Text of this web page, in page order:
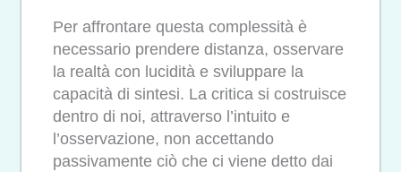
Per affrontare questa complessità è
necessario prendere distanza, osservare
la realtà con lucidità e sviluppare la
capacità di sintesi. La critica si costruisce
dentro di noi, attraverso l’intuito e
l’osservazione, non accettando
passivamente ciò che ci viene detto dai